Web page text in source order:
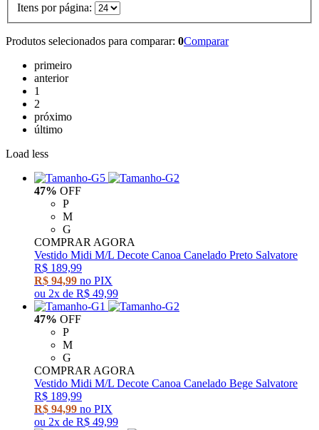
Itens por página:
Produtos selecionados para comparar: 0Comparar
primeiro
anterior
1
2
próximo
último
Load less
47% OFF
P
M
G
COMPRAR AGORA
Vestido Midi M/L Decote Canoa Canelado Preto Salvatore
R$ 189,99
R$ 94,99 no PIX
ou 2x de R$ 49,99
47% OFF
P
M
G
COMPRAR AGORA
Vestido Midi M/L Decote Canoa Canelado Bege Salvatore
R$ 189,99
R$ 94,99 no PIX
ou 2x de R$ 49,99